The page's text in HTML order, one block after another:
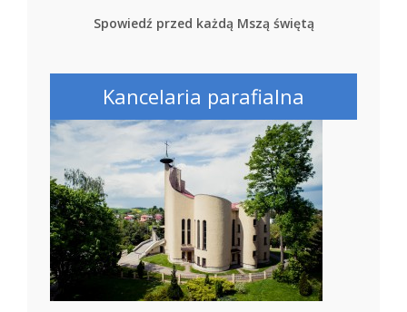
Spowiedź przed każdą Mszą świętą
Kancelaria parafialna